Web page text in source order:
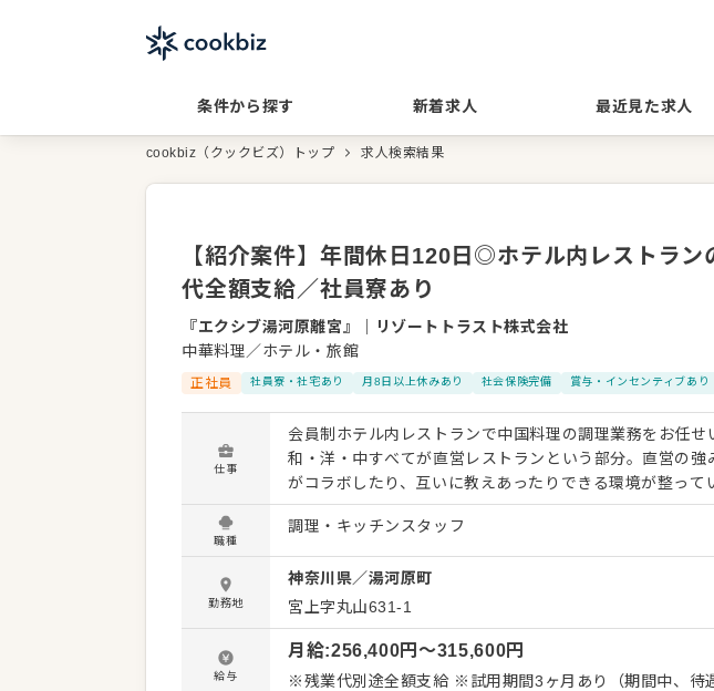
条件から探す 新着求人 最近見た求人
cookbiz（クックビズ）トップ 求人検索結果
【紹介案件】年間休日120日◎ホテル内レストラ
代全額支給／社員寮あり
『エクシブ湯河原離宮』
リゾートトラスト株式会社
中華料理／ホテル・旅館
正社員 社員寮・社宅あり 月8日以上休みあり 社会保険完備 賞与・インセンティブあり
仕事
会員制ホテル内レストランで中国料理の調理業務をお任
和・洋・中すべてが直営レストランという部分。直営の強
がコラボしたり、互いに教えあったりできる環境が整って
開業が続くため、重要なポストに就けるチャンスも多数
りの好環境です。 日本中のリゾートホテルから都市型リゾートホテルまで運営している当社。
リゾートトラストグループは、創業以来、会員権事業を
ゾート企業グループ”として成長しています。 会員制なら
自然とお客様の期待値も高くなります。 そのような中で
がいを追求できます。これまでのスキルを活かし、更な
です。 ＜充実の福利厚生＞ 年間最大4万円分支給されるポイントを使って、旅行、育児、介護
用品の購入等などができる"カフェテリアプラン"や、時短
職種
調理・キッチンスタッフ
勤務地
神奈川県／湯河原町
宮上字丸山631-1
給与
月給:256,400円〜315,600円
※残業代別途全額支給 ※試用期間3ヶ月あり（期間中、待